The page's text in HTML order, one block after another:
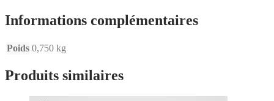
Informations complémentaires
Poids 0,750 kg
Produits similaires